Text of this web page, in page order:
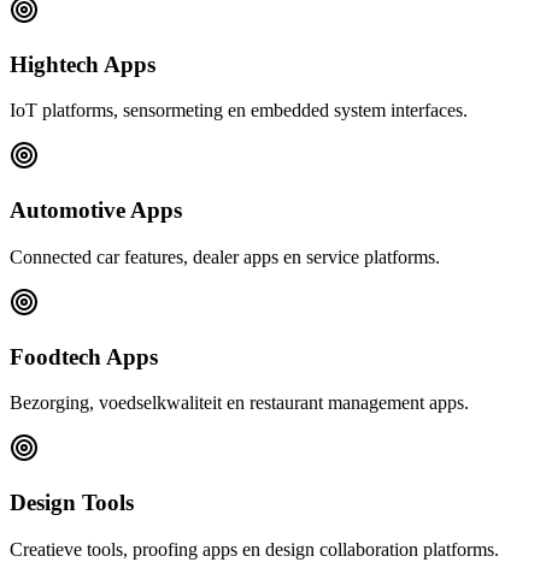
Hightech Apps
IoT platforms, sensormeting en embedded system interfaces.
Automotive Apps
Connected car features, dealer apps en service platforms.
Foodtech Apps
Bezorging, voedselkwaliteit en restaurant management apps.
Design Tools
Creatieve tools, proofing apps en design collaboration platforms.